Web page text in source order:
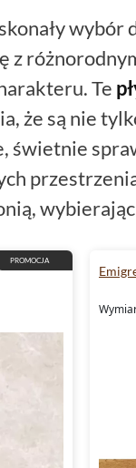
wybór
z
Te
że są nie
świetnie
PROMOCJA